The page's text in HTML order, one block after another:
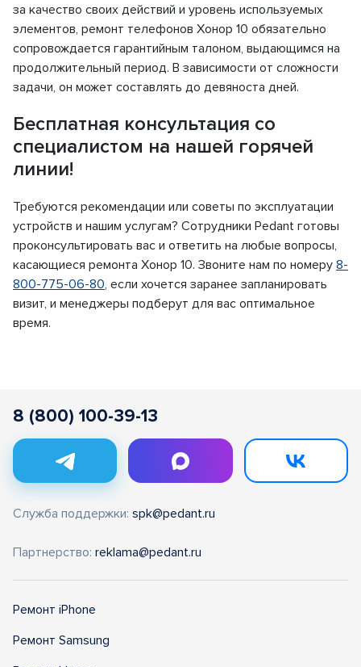
за качество своих действий и уровень используемых
элементов, ремонт телефонов Хонор 10 обязательно
сопровождается гарантийным талоном, выдающимся на
продолжительный период. В зависимости от сложности
задачи, он может составлять до девяноста дней.
Бесплатная консультация со
специалистом на нашей горячей
линии!
Требуются рекомендации или советы по эксплуатации
устройств и нашим услугам? Сотрудники Pedant готовы
проконсультировать вас и ответить на любые вопросы,
касающиеся ремонта Хонор 10. Звоните нам по номеру 8-
800-775-06-80, если хочется заранее запланировать
визит, и менеджеры подберут для вас оптимальное
время.
8 (800) 100-39-13
Служба поддержки: spk@pedant.ru
Партнерство: reklama@pedant.ru
Ремонт iPhone
Ремонт Samsung